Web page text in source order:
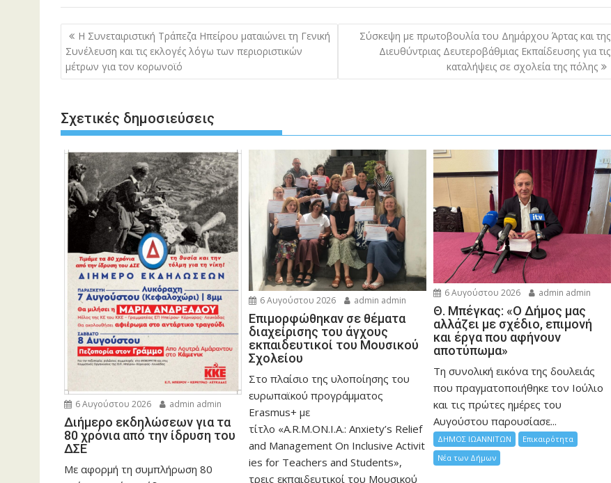
Πλοήγηση
άρθρων
Η Συνεταιριστική Τράπεζα Ηπείρου ματαιώνει τη Γενική
Συνέλευση και τις εκλογές λόγω των περιοριστικών
μέτρων για τον κορωνοϊό
Σύσκεψη με πρωτοβουλία του Δημάρχου Άρτας και της
Διευθύντριας Δευτεροβάθμιας Εκπαίδευσης για τις
καταλήψεις σε σχολεία της πόλης
Σχετικές δημοσιεύσεις
6 Αυγούστου 2026 admin admin
Διήμερο εκδηλώσεων για τα
80 χρόνια από την ίδρυση του
ΔΣΕ
Με αφορμή τη συμπλήρωση 80
6 Αυγούστου 2026 admin admin
Eπιμορφώθηκαν σε θέματα
διαχείρισης του άγχους
εκπαιδευτικοί του Μουσικού
Σχολείου
Στο πλαίσιο της υλοποίησης του
ευρωπαϊκού προγράμματος
Erasmus+ με
τίτλο «A.R.M.ON.I.A.: Anxiety’s Relief
and Management On Inclusive Activit
ies for Teachers and Students»,
τρεις εκπαιδευτικοί του Μουσικού
6 Αυγούστου 2026 admin admin
Θ. Μπέγκας: «Ο Δήμος μας
αλλάζει με σχέδιο, επιμονή
και έργα που αφήνουν
αποτύπωμα»
Τη συνολική εικόνα της δουλειάς
που πραγματοποιήθηκε τον Ιούλιο
και τις πρώτες ημέρες του
Αυγούστου παρουσίασε...
ΔΗΜΟΣ ΙΩΑΝΝΙΤΩΝ
Επικαιρότητα
Νέα των Δήμων